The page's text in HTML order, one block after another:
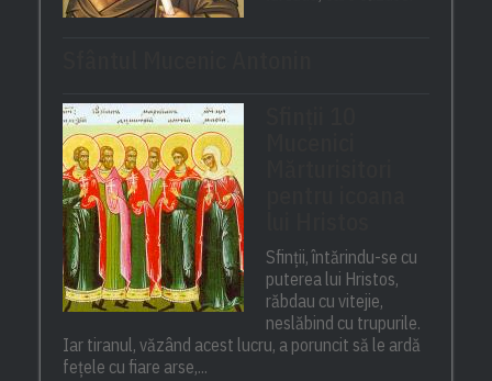
Sfinții, întărindu-se cu
puterea lui Hristos,
răbdau cu vitejie,
neslăbind cu trupurile.
Iar tiranul, văzând acest lucru, a poruncit să le ardă
fețele cu fiare arse,...